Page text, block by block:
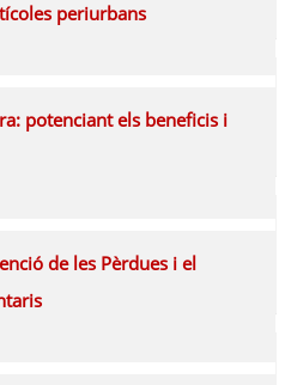
periurbans
Programa
potenciant els beneficis i
Programa
de les Pèrdues i el